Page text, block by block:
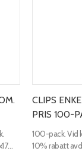
CLIPS
PRIS 100-
100-pack. Vid
10% rabatt